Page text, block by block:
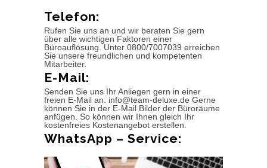
Telefon:
Rufen Sie uns an und wir beraten Sie gern
über alle wichtigen Faktoren einer
Büroauflösung. Unter 0800/7007039 erreichen
Sie unsere freundlichen und kompetenten
Mitarbeiter.
E-Mail:
Senden Sie uns Ihr Anliegen gern in einer
freien E-Mail an: info@team-deluxe.de Gerne
können Sie in der E-Mail Bilder der Büroräume
anfügen. So können wir Ihnen gleich Ihr
kostenfreies Kostenangebot erstellen.
WhatsApp – Service: